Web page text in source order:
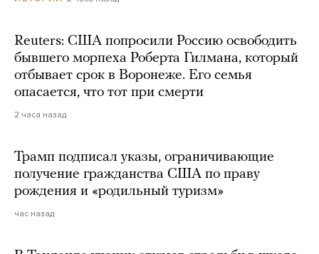
Reuters: США попросили Россию освободить
бывшего морпеха Роберта Гилмана, который
отбывает срок в Воронеже. Его семья
опасается, что тот при смерти
2 часа назад
Трамп подписал указы, ограничивающие
получение гражданства США по праву
рождения и «родильный туризм»
час назад